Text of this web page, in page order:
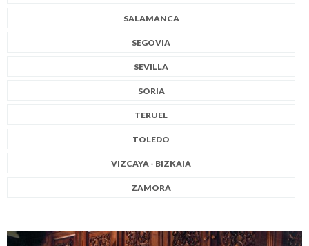
SALAMANCA
SEGOVIA
SEVILLA
SORIA
TERUEL
TOLEDO
VIZCAYA - BIZKAIA
ZAMORA